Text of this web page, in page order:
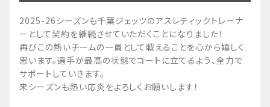
2025-26シーズンも千葉ジェッツのアスレティックトレーナ
ーとして契約を継続させていただくことになりました！
再びこの熱いチームの一員として戦えることを心から嬉しく
思います。選手が最高の状態でコートに立てるよう、全力で
サポートしていきます。
来シーズンも熱い応炎をよろしくお願いします！